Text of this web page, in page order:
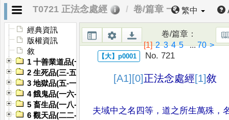
T0721 正法念處經 卷/篇章 一 繁中
經典資訊
版權資訊
敘
1 十善業道品(一-二)
2 生死品(三-五)
3 地獄品(五-一五)
4 餓鬼品(一六-一七)
5 畜生品(一八-二一)
6 觀天品(二二-六三)
卷/篇章 ：
[1] 2 3 4 5...70 >
No. 721
[A1] [0]正法念處經[1]敘
夫域中之名四等 ，道之所生萬殊 ，